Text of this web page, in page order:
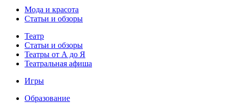
Мода и красота
Статьи и обзоры
Театр
Статьи и обзоры
Театры от А до Я
Театральная афиша
Игры
Образование